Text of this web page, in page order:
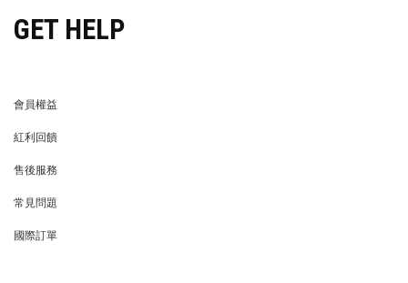
GET HELP
會員權益
紅利回饋
售後服務
常見問題
國際訂單